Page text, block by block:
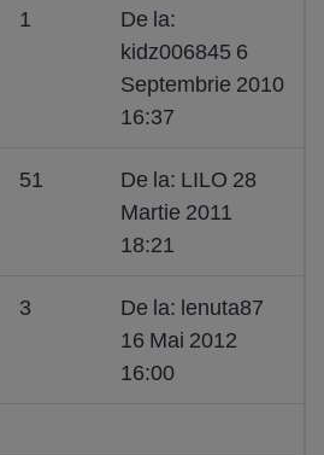
1
De la:
kidz006845 6
Septembrie 2010
16:37
51
De la: LILO 28
Martie 2011
18:21
3
De la: lenuta87
16 Mai 2012
16:00